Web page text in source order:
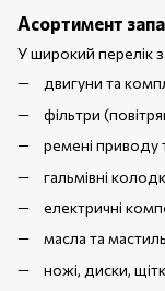
Асортимент
У широкий перелік
двигуни та
фільтри
ремені приводу
гальмівні
електричні
масла та
ножі, диски,